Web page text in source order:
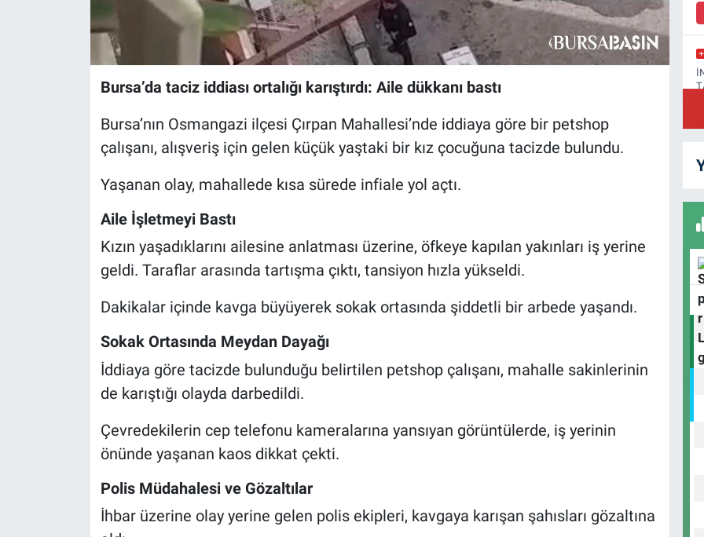
Bursa’da taciz iddiası ortalığı karıştırdı: Aile dükkanı bastı
Bursa’nın Osmangazi ilçesi Çırpan Mahallesi’nde iddiaya göre bir petshop
çalışanı, alışveriş için gelen küçük yaştaki bir kız çocuğuna tacizde bulundu.
Yaşanan olay, mahallede kısa sürede infiale yol açtı.
Aile İşletmeyi Bastı
Kızın yaşadıklarını ailesine anlatması üzerine, öfkeye kapılan yakınları iş yerine
geldi. Taraflar arasında tartışma çıktı, tansiyon hızla yükseldi.
Dakikalar içinde kavga büyüyerek sokak ortasında şiddetli bir arbede yaşandı.
Sokak Ortasında Meydan Dayağı
İddiaya göre tacizde bulunduğu belirtilen petshop çalışanı, mahalle sakinlerinin
de karıştığı olayda darbedildi.
Çevredekilerin cep telefonu kameralarına yansıyan görüntülerde, iş yerinin
önünde yaşanan kaos dikkat çekti.
Polis Müdahalesi ve Gözaltılar
İhbar üzerine olay yerine gelen polis ekipleri, kavgaya karışan şahısları gözaltına
Teknoloji
Magazin
Nöbetçi Eczaneler